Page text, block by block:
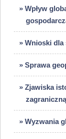
» Wpływ
» Wnioski
» Sprawa
» Zjawiska
» Wyzwania